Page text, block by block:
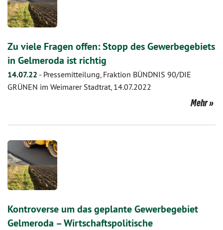
Zu viele Fragen offen: Stopp des Gewerbegebiets
in Gelmeroda ist richtig
14.07.22 - Pressemitteilung, Fraktion BÜNDNIS 90/DIE
GRÜNEN im Weimarer Stadtrat, 14.07.2022
Mehr
Kontroverse um das geplante Gewerbegebiet
Gelmeroda – Wirtschaftspolitische